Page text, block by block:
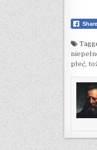
Share
płeć,